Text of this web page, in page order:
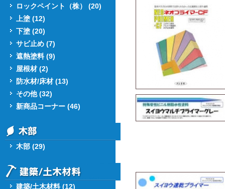
ロックペイント（株） (20)
上塗 (12)
下塗 (20)
サビ止め (7)
遮熱塗料 (9)
屋根材 (2)
防水材/床材 (13)
その他 (32)
新商品コーナー (46)
木部 (29)
建築/土木材料 (12)